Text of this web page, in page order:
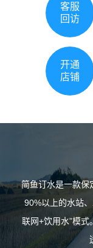
客服
回访
开通
店铺
简鱼订水是一款保
90%以上的水站
联网+饮用水”模